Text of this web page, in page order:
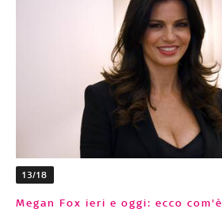
13/18
Megan Fox ieri e oggi: ecco